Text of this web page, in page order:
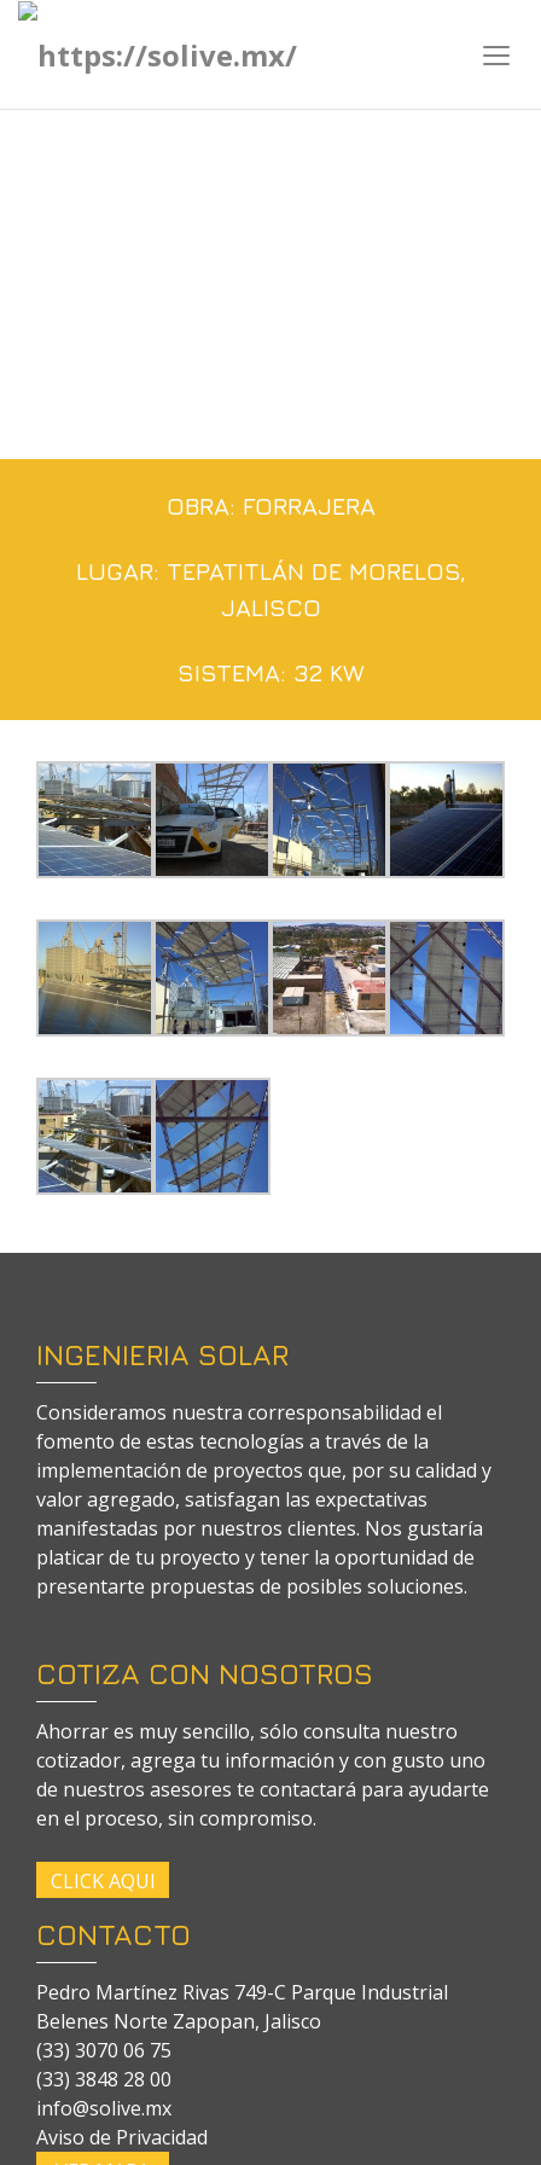
OBRA: FORRAJERA
LUGAR: TEPATITLÁN DE MORELOS,
JALISCO
SISTEMA: 32 KW
INGENIERIA SOLAR
Consideramos nuestra corresponsabilidad el
fomento de estas tecnologías a través de la
implementación de proyectos que, por su calidad y
valor agregado, satisfagan las expectativas
manifestadas por nuestros clientes. Nos gustaría
platicar de tu proyecto y tener la oportunidad de
presentarte propuestas de posibles soluciones.
COTIZA CON NOSOTROS
Ahorrar es muy sencillo, sólo consulta nuestro
cotizador, agrega tu información y con gusto uno
de nuestros asesores te contactará para ayudarte
en el proceso, sin compromiso.
CLICK AQUI
CONTACTO
Pedro Martínez Rivas 749-C Parque Industrial
Belenes Norte Zapopan, Jalisco
(33) 3070 06 75
(33) 3848 28 00
info@solive.mx
Aviso de Privacidad